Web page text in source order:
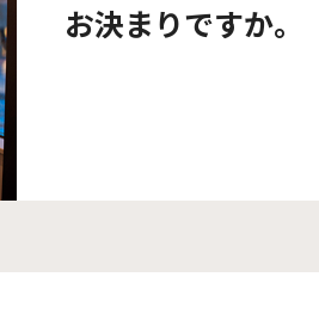
お決まりですか。